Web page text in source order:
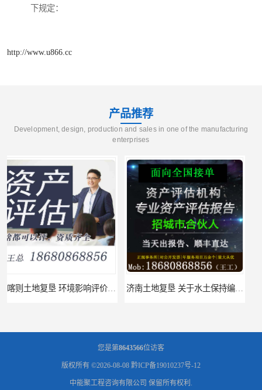
下规定：
http://www.u866.cc
产品推荐
Development, design, production and sales in one of the manufacturing
enterprises
您是第8643566位访客
版权所有 ©2026-08-08 黔ICP备19010237号-12
中能聚工程咨询有限公司 保留所有权利.